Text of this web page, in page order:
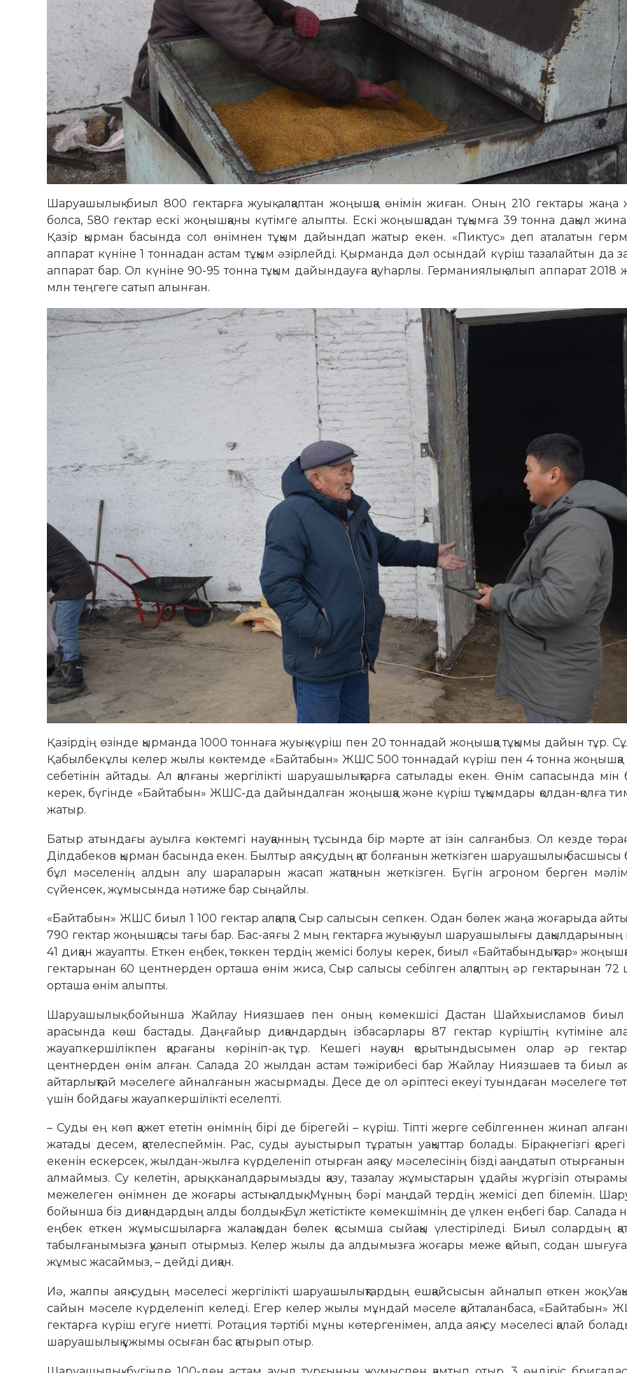
Шаруашылық биыл 800 гектарға жуық алқаптан жоңышқа өнімін жиған. Оның 210 гектары жаңа
болса, 580 гектар ескі жоңышқаны күтімге алыпты. Ескі жоңышқадан тұқымға 39 тонна дақыл
Қазір қырман басында сол өнімнен тұқым дайындап жатыр екен. «Пиктус» деп аталатын
аппарат күніне 1 тоннадан астам тұқым әзірлейді. Қырманда дәл осындай күріш тазалайтын да
аппарат бар. Ол күніне 90-95 тонна тұқым дайындауға қауһарлы. Германиялық алып аппарат
млн теңгеге сатып алынған.
Қазірдің өзінде қырманда 1000 тоннаға жуық күріш пен 20 тоннадай жоңышқа тұқымы дайын тұр.
Қабылбекұлы келер жылы көктемде «Байтабын» ЖШС 500 тоннадай күріш пен 4 тонна жоңышқа
себетінін айтады. Ал қалғаны жергілікті шаруашылықтарға сатылады екен. Өнім сапасында мін
керек, бүгінде «Байтабын» ЖШС-да дайындалған жоңышқа және күріш тұқымдары қолдан-қолға
жатыр.
Батыр атындағы ауылға көктемгі науқанның тұсында бір мәрте ат ізін салғанбыз. Ол кезде
Ділдабеков қырман басында екен. Былтыр аяқ судың қат болғанын жеткізген шаруашылық
бұл мәселенің алдын алу шараларын жасап жатқанын жеткізген. Бүгін агроном берген
сүйенсек, жұмысында нәтиже бар сыңайлы.
«Байтабын» ЖШС биыл 1 100 гектар алқапқа Сыр салысын сепкен. Одан бөлек жаңа жоғарыда
790 гектар жоңышқасы тағы бар. Бас-аяғы 2 мың гектарға жуық ауыл шаруашылығы дақылдарының
41 диқан жауапты. Еткен еңбек, төккен тердің жемісі болуы керек, биыл «Байтабындықтар»
гектарынан 60 центнерден орташа өнім жиса, Сыр салысы себілген алқаптың әр гектарынан 72
орташа өнім алыпты.
Шаруашылық бойынша Жайлау Ниязшаев пен оның көмекшісі Дастан Шайхыисламов биыл
арасында көш бастады. Даңғайыр диқандардың ізбасарлары 87 гектар күріштің күтіміне
жауапкершілікпен қарағаны көрініп-ақ тұр. Кешегі науқан қорытындысымен олар әр
центнерден өнім алған. Салада 20 жылдан астам тәжірибесі бар Жайлау Ниязшаев та биыл
айтарлықтай мәселеге айналғанын жасырмады. Десе де ол әріптесі екеуі туындаған мәселеге
үшін бойдағы жауапкершілікті еселепті.
– Суды ең көп қажет ететін өнімнің бірі де бірегейі – күріш. Тіпті жерге себілгеннен жинап
жатады десем, қателеспеймін. Рас, суды ауыстырып тұратын уақыттар болады. Бірақ негізгі
екенін ескерсек, жылдан-жылға күрделеніп отырған аяқсу мәселесінің бізді ааңдатып
алмаймыз. Су келетін, арық, каналдарымызды қазу, тазалау жұмыстарын ұдайы жүргізіп
межелеген өнімнен де жоғары астық алдық. Мұның бәрі маңдай тердің жемісі деп білемін.
бойынша біз диқандардың алды болдық. Бұл жетістікте көмекшімнің де үлкен еңбегі бар. Салада
еңбек еткен жұмысшыларға жалақыдан бөлек қосымша сыйақы үлестіріледі. Биыл солардың
табылғанымызға қуанып отырмыз. Келер жылы да алдымызға жоғары меже қойып, содан
жұмыс жасаймыз, – дейді диқан.
Иә, жалпы аяқ судың мәселесі жергілікті шаруашылықтардың ешқайсысын айналып өткен жоқ.
сайын мәселе күрделеніп келеді. Егер келер жылы мұндай мәселе қайталанбаса, «Байтабын»
гектарға күріш егуге ниетті. Ротация тәртібі мұны көтергенімен, алда аяқ су мәселесі қалай
шаруашылық ұжымы осыған бас қатырып отыр.